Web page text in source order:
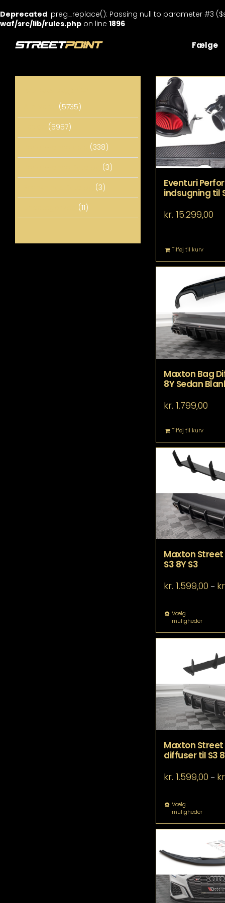
Deprecated: preg_replace(): Passing null to parameter #3
waf/src/lib/rules.php on line 1896
Fælge
Eventuri
indsugning til
kr. 15.299,00
Tilføj til kurv
Maxton Bag
8Y Sedan
kr. 1.799,00
Tilføj til kurv
Maxton
S3 8Y S3
kr. 1.599,00 –
Vælg
muligheder
kan
på
Maxton
diffuser til S3
kr. 1.599,00 –
Vælg
muligheder
på
(5735)
(5957)
(338)
(3)
(3)
(11)